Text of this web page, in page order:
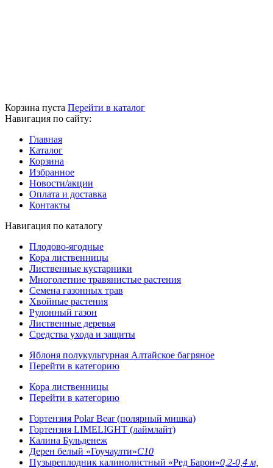
Корзина пуста Перейти в каталог
Навигация по сайту:
Главная
Каталог
Корзина
Избранное
Новости/акции
Оплата и доставка
Контакты
Навигация по каталогу
Плодово-ягодные
Кора лиственницы
Лиственные кустарники
Многолетние травянистые растения
Семена газонных трав
Хвойные растения
Рулонный газон
Лиственные деревья
Средства ухода и защиты
Яблоня полукультурная Алтайское багряное
Перейти в категорию
Кора лиственницы
Перейти в категорию
Гортензия Polar Bear (полярный мишка)
Гортензия LIMELIGHT (лаймлайт)
Калина Бульденеж
Дерен белый «Гоучаулти»С10
Пузыреплодник калинолистный «Ред Барон»0,2-0,4 м,